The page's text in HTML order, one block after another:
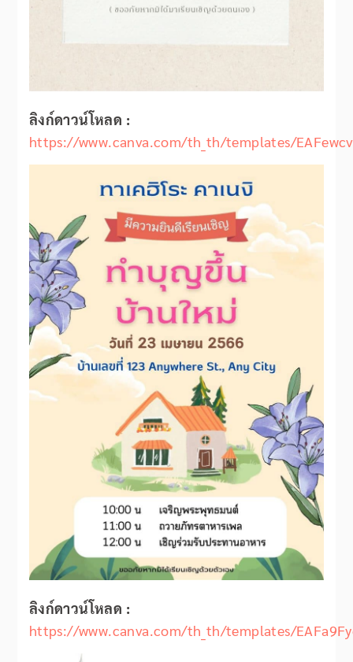
ลิงก์ดาวน์โหลด :
https://www.canva.com/th_th/templates/
ลิงก์ดาวน์โหลด :
https://www.canva.com/th_th/templates/